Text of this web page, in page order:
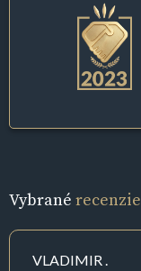
Vybrané recenzie
VLADIMIR .